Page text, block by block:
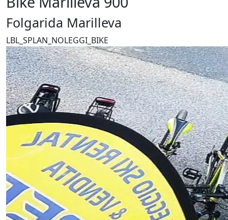
Folgarida Marilleva
LBL_SPLAN_NOLEGGI_BIKE